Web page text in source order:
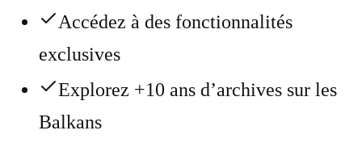
Accédez à des fonctionnalités
exclusives
Explorez +10 ans d’archives sur les
Balkans